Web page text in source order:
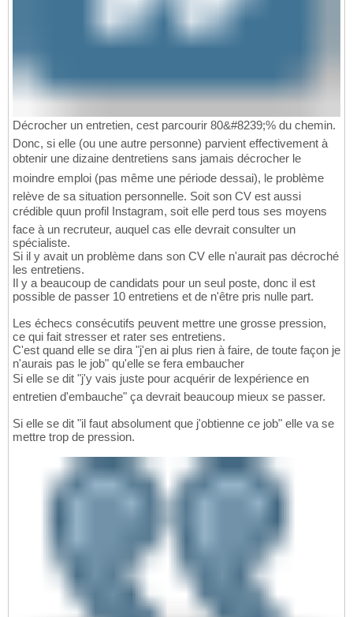
Décrocher un entretien, cest parcourir 80&#8239;% du chemin.
Donc, si elle (ou une autre personne) parvient effectivement à
obtenir une dizaine dentretiens sans jamais décrocher le
moindre emploi (pas même une période dessai), le problème
relève de sa situation personnelle. Soit son CV est aussi
crédible quun profil Instagram, soit elle perd tous ses moyens
face à un recruteur, auquel cas elle devrait consulter un
spécialiste.
Si il y avait un problème dans son CV elle n'aurait pas décroché
les entretiens.
Il y a beaucoup de candidats pour un seul poste, donc il est
possible de passer 10 entretiens et de n'être pris nulle part.
Les échecs consécutifs peuvent mettre une grosse pression,
ce qui fait stresser et rater ses entretiens.
C'est quand elle se dira "j'en ai plus rien à faire, de toute façon je
n'aurais pas le job" qu'elle se fera embaucher
Si elle se dit "j'y vais juste pour acquérir de lexpérience en
entretien d'embauche" ça devrait beaucoup mieux se passer.
Si elle se dit "il faut absolument que j'obtienne ce job" elle va se
mettre trop de pression.